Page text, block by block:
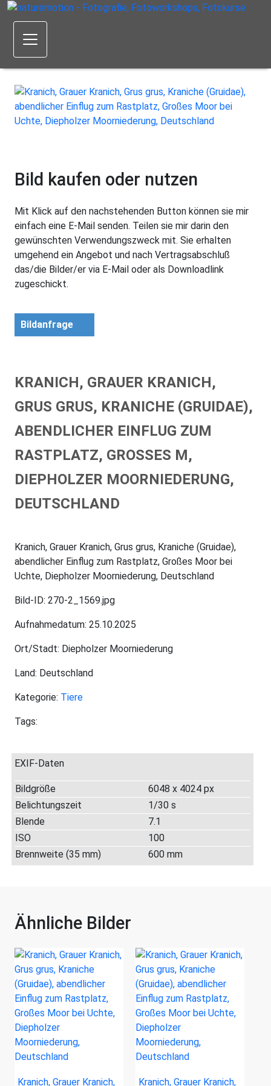
Bild kaufen oder nutzen
Mit Klick auf den nachstehenden Button können sie mir
einfach eine E-Mail senden. Teilen sie mir darin den
gewünschten Verwendungszweck mit. Sie erhalten
umgehend ein Angebot und nach Vertragsabschluß
das/die Bilder/er via E-Mail oder als Downloadlink
zugeschickt.
Bildanfrage
KRANICH, GRAUER KRANICH,
GRUS GRUS, KRANICHE (GRUIDAE),
ABENDLICHER EINFLUG ZUM
RASTPLATZ, GROSSES M, D
IEPHOLZER MOORNIEDERUNG, D
EUTSCHLAND
Kranich, Grauer Kranich, Grus grus, Kraniche (Gruidae),
abendlicher Einflug zum Rastplatz, Großes Moor bei
Uchte, Diepholzer Moorniederung, Deutschland
Bild-ID: 270-2_1569.jpg
Aufnahmedatum: 25.10.2025
Ort/Stadt: Diepholzer Moorniederung
Land: Deutschland
Kategorie: Tiere
Tags:
EXIF-Daten
Bildgröße
6048 x 4024 px
Belichtungszeit
1/30 s
Blende
7.1
ISO
100
Brennweite (35 mm)
600 mm
Ähnliche Bilder
Kranich, Grauer Kranich, Kranich, Grauer Kranich,